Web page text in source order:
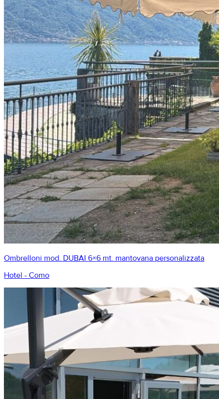
Ombrelloni mod. DUBAI 6×6 mt. mantovana personalizzata
Hotel - Como